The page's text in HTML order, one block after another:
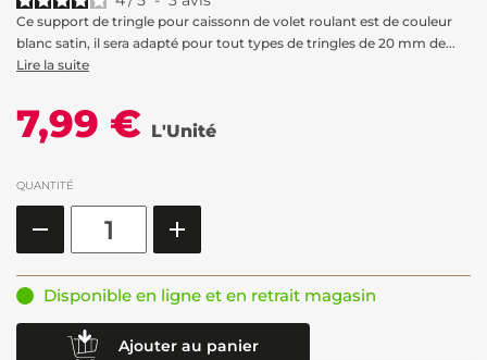
Ce support de tringle pour caissonn de volet roulant est de couleur
blanc satin, il sera adapté pour tout types de tringles de 20 mm de...
Lire la suite
7,99 € L'Unité
QUANTITÉ
Disponible en ligne et en retrait magasin
Ajouter au panier